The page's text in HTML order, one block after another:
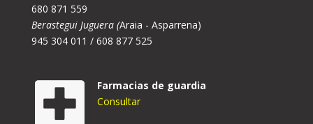
680 871 559
Berastegui Juguera (Araia - Asparrena)
945 304 011 / 608 877 525
Farmacias de guardia
Consultar